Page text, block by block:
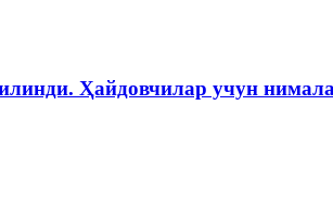
Ҳайдовчилар учун